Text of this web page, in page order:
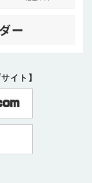
イト】